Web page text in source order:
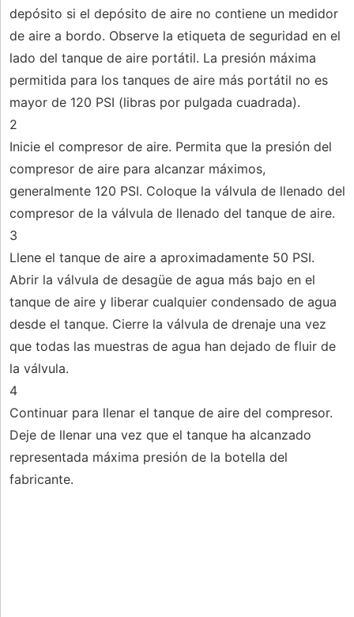
depósito si el depósito de aire no contiene un medidor
de aire a bordo. Observe la etiqueta de seguridad en el
lado del tanque de aire portátil. La presión máxima
permitida para los tanques de aire más portátil no es
mayor de 120 PSI (libras por pulgada cuadrada).
2
Inicie el compresor de aire. Permita que la presión del
compresor de aire para alcanzar máximos,
generalmente 120 PSI. Coloque la válvula de llenado del
compresor de la válvula de llenado del tanque de aire.
3
Llene el tanque de aire a aproximadamente 50 PSI.
Abrir la válvula de desagüe de agua más bajo en el
tanque de aire y liberar cualquier condensado de agua
desde el tanque. Cierre la válvula de drenaje una vez
que todas las muestras de agua han dejado de fluir de
la válvula.
4
Continuar para llenar el tanque de aire del compresor.
Deje de llenar una vez que el tanque ha alcanzado
representada máxima presión de la botella del
fabricante.